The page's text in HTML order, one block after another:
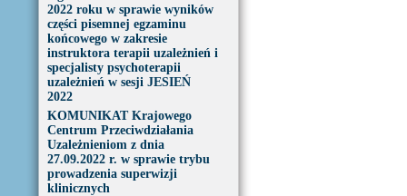
2022 roku w sprawie wyników
części pisemnej egzaminu
końcowego w zakresie
instruktora terapii uzależnień i
specjalisty psychoterapii
uzależnień w sesji JESIEŃ
2022
KOMUNIKAT Krajowego
Centrum Przeciwdziałania
Uzależnieniom z dnia
27.09.2022 r. w sprawie trybu
prowadzenia superwizji
klinicznych